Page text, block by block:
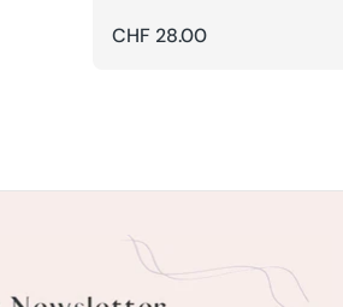
Regulärer
CHF 28.00